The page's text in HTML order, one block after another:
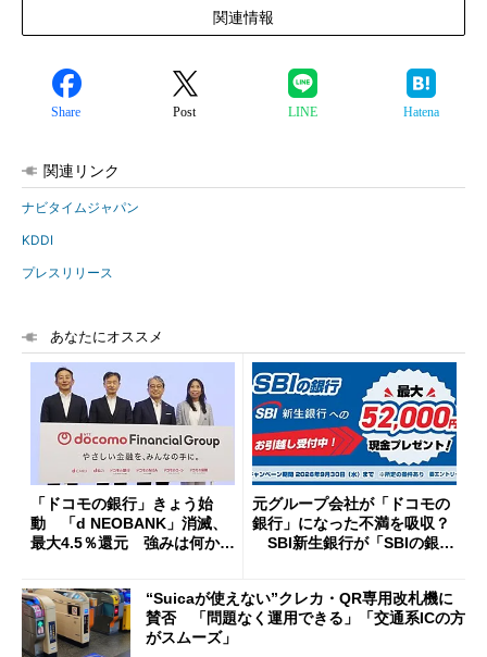
関連情報
Share Post LINE Hatena
関連リンク
ナビタイムジャパン
KDDI
プレスリリース
あなたにオススメ
「ドコモの銀行」きょう始
動 「d NEOBANK」消滅、
最大4.5％還元 強みは何か解
元グループ会社が「ドコモの
銀行」になった不満を吸収？
SBI新生銀行が「SBIの銀
開催
“Suicaが使えない”クレカ・QR専用改札機に
賛否 「問題なく運用できる」「交通系ICの方
がスムーズ」